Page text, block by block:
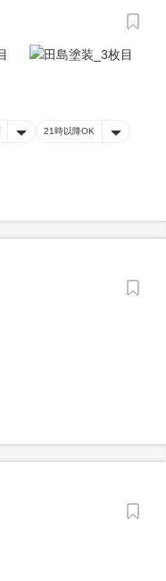
21時以降OK